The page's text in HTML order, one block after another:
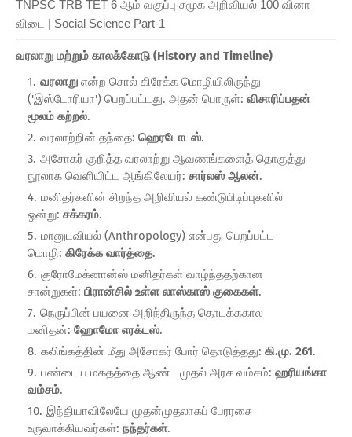
TNPSC TRB TET 6 ஆம் வகுப்பு சமூக அறிவியல் 100 வினா
விடை | Social Science Part-1
வரலாறு மற்றும் காலக்கோடு (History and Timeline)
வரலாறு என்ற சொல் கிரேக்க மொழியிலிருந்து
('இஸ்டோரியா') பெறப்பட்டது. அதன் பொருள்: விசாரிப்பதன்
மூலம் கற்றல்.
வரலாற்றின் தந்தை: ஹெரடோடஸ்.
அசோகர் குறித்த வரலாற்று ஆவணங்களைத் தொகுத்து
நூலாக வெளியிட்ட ஆங்கிலேயர்: சார்லஸ் ஆலன்.
மனிதர்களின் சிறந்த அறிவியல் கண்டுபிடிப்புகளில்
ஒன்று: சக்கரம்.
மானுடவியல் (Anthropology) என்பது பெறப்பட்ட
மொழி: கிரேக்க வார்த்தை.
குரோமேக்னான்ஸ் மனிதர்கள் வாழ்ந்ததற்கான
சான்றுகள்: பிரான்சில் உள்ள லாஸ்காஸ் குகைகள்.
நெருப்பின் பயனை அறிந்திருந்த தொடக்ககால
மனிதன்: ஹோமோ எரக்டஸ்.
கலிங்கத்தின் மீது அசோகர் போர் தொடுத்தது: கி.மு. 261.
பண்டைய மகதத்தை ஆண்ட முதல் அரச வம்சம்: ஹரியங்கா
வம்சம்.
இந்தியாவிலேயே முதன்முதலாகப் பேரரசை
உருவாக்கியவர்கள்: நந்தர்கள்.